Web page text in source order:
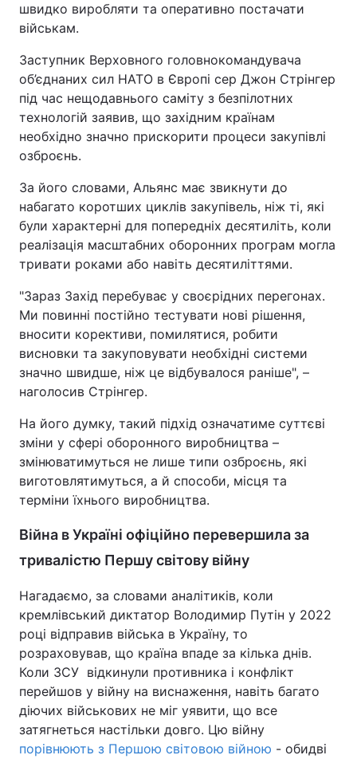
швидко виробляти та оперативно постачати
військам.
Заступник Верховного головнокомандувача
об’єднаних сил НАТО в Європі сер Джон Стрінгер
під час нещодавнього саміту з безпілотних
технологій заявив, що західним країнам
необхідно значно прискорити процеси закупівлі
озброєнь.
За його словами, Альянс має звикнути до
набагато коротших циклів закупівель, ніж ті, які
були характерні для попередніх десятиліть, коли
реалізація масштабних оборонних програм могла
тривати роками або навіть десятиліттями.
"Зараз Захід перебуває у своєрідних перегонах.
Ми повинні постійно тестувати нові рішення,
вносити корективи, помилятися, робити
висновки та закуповувати необхідні системи
значно швидше, ніж це відбувалося раніше", –
наголосив Стрінгер.
На його думку, такий підхід означатиме суттєві
зміни у сфері оборонного виробництва –
змінюватимуться не лише типи озброєнь, які
виготовлятимуться, а й способи, місця та
терміни їхнього виробництва.
Війна в Україні офіційно перевершила за
тривалістю Першу світову війну
Нагадаємо, за словами аналітиків, коли
кремлівський диктатор Володимир Путін у 2022
році відправив війська в Україну, то
розраховував, що країна впаде за кілька днів.
Коли ЗСУ відкинули противника і конфлікт
перейшов у війну на виснаження, навіть багато
діючих військових не міг уявити, що все
затягнеться настільки довго. Цю війну
порівнюють з Першою світовою війною - обидві